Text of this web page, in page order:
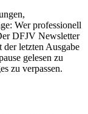
Wer professionell
DFJV Newsletter
der letzten Ausgabe
gelesen zu
zu verpassen.